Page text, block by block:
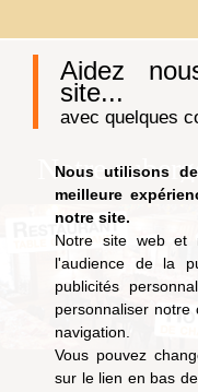
Aidez
site...
avec quelques
Nous utilisons
meilleure
notre site.
Notre site web et
l'audience de la
publicités
personnaliser notre
navigation.
Vous pouvez
sur le lien en bas
Notre